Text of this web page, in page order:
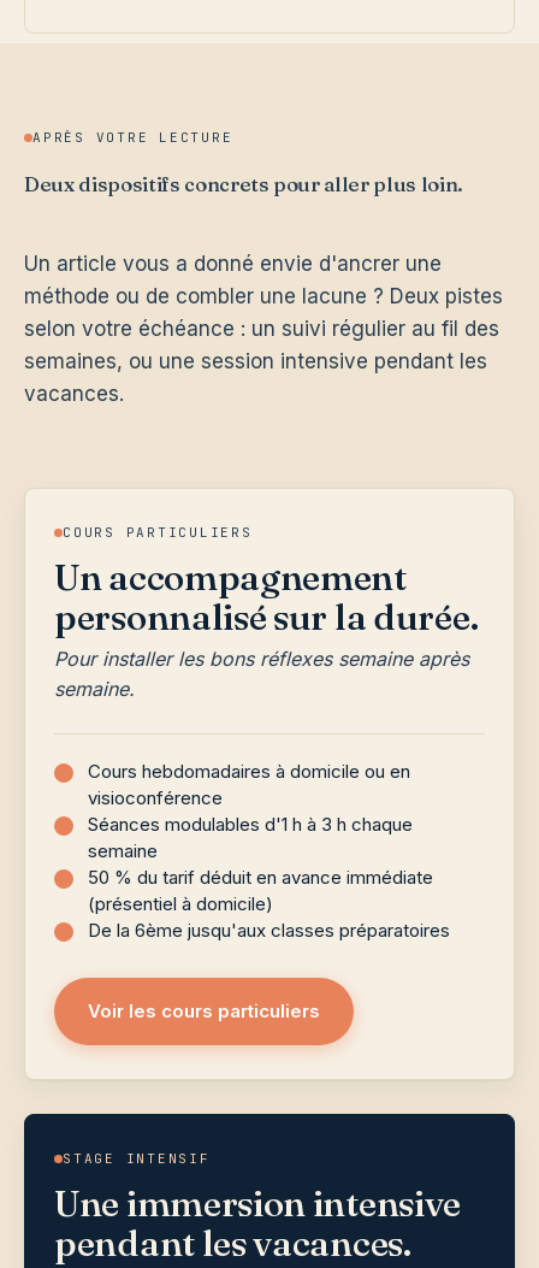
APRÈS VOTRE LECTURE
Deux dispositifs concrets pour aller plus loin.
Un article vous a donné envie d'ancrer une
méthode ou de combler une lacune ? Deux pistes
selon votre échéance : un suivi régulier au fil des
semaines, ou une session intensive pendant les
vacances.
COURS PARTICULIERS
Un accompagnement
personnalisé sur la durée.
Pour installer les bons réflexes semaine après
semaine.
Cours hebdomadaires à domicile ou en
visioconférence
Séances modulables d'1 h à 3 h chaque
semaine
50 % du tarif déduit en avance immédiate
(présentiel à domicile)
De la 6ème jusqu'aux classes préparatoires
Voir les cours particuliers
STAGE INTENSIF
Une immersion intensive
pendant les vacances.